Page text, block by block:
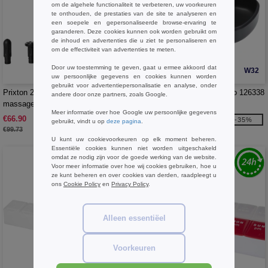
W32
Prixton 2PA143 - MGF80 Synergy
massagepistool
€66.90
€99.73
-33%
W32
Hush oordoppen - EgotierPro 126338
€6.52 -35%
om de algehele functionaliteit te verbeteren, uw voorkeuren
te onthouden, de prestaties van de site te analyseren en
een soepele en gepersonaliseerde browse-ervaring te
garanderen. Deze cookies kunnen ook worden gebruikt om
de inhoud en advertenties die u ziet te personaliseren en
om de effectiviteit van advertenties te meten.
Door uw toestemming te geven, gaat u ermee akkoord dat
uw persoonlijke gegevens en cookies kunnen worden
gebruikt voor advertentiepersonalisatie en analyse, onder
andere door onze partners, zoals Google.
Meer informatie over hoe Google uw persoonlijke gegevens
gebruikt, vindt u op deze pagina
U kunt uw cookievoorkeuren op elk moment beheren.
Essentiële cookies kunnen niet worden uitgeschakeld
omdat ze nodig zijn voor de goede werking van de website.
Voor meer informatie over hoe wij cookies gebruiken, hoe u
ze kunt beheren en over cookies van derden, raadpleegt u
ons Cookie Policy en Privacy Policy.
Alleen essentiëel
Voorkeuren